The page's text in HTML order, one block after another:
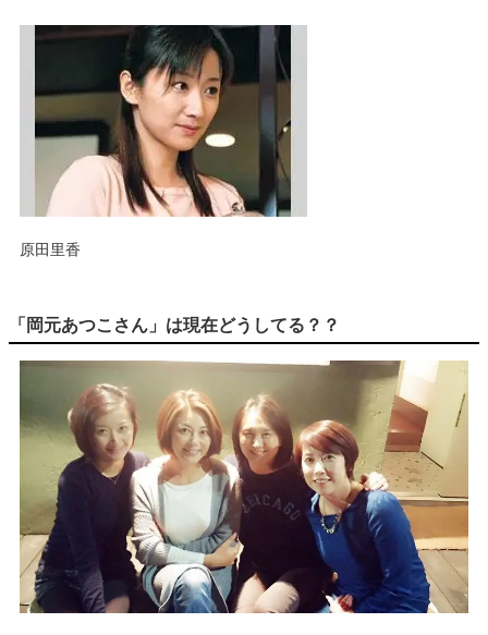
原田里香
「岡元あつこさん」は現在どうしてる？？